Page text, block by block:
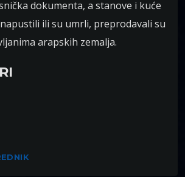
dokumenta, a stanove i kuće
ili su umrli, preprodavali su
arapskih zemalja.